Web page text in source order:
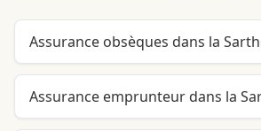
Assurance obsèques dans la
Assurance emprunteur dans la